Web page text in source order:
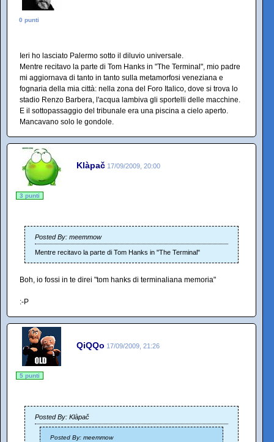
0 punti
Ieri ho lasciato Palermo sotto il diluvio universale.
Mentre recitavo la parte di Tom Hanks in "The Terminal", mio padre
mi aggiornava di tanto in tanto sulla metamorfosi veneziana e
fognaria della mia città: nella zona del Foro Italico, dove si trova lo
stadio Renzo Barbera, l'acqua lambiva gli sportelli delle macchine.
E il sottopassaggio del tribunale era una piscina a cielo aperto.
Mancavano solo le gondole.
Klàpač 17/09/2009, 20:00
3 punti
Posted By: meemmow
Mentre recitavo la parte di Tom Hanks in "The Terminal"
Boh, io fossi in te direi "tom hanks di terminaliana memoria"
:-P
QiQQo 17/09/2009, 21:26
5 punti
Posted By: Klàpač
Posted By: meemmow